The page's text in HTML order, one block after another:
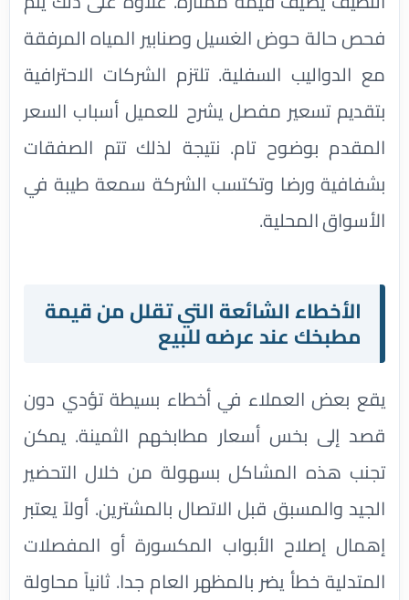
فحص حالة حوض الغسيل وصنابير المياه المرفقة
مع الدواليب السفلية. تلتزم الشركات الاحترافية
بتقديم تسعير مفصل يشرح للعميل أسباب السعر
المقدم بوضوح تام. نتيجة لذلك تتم الصفقات
بشفافية ورضا وتكتسب الشركة سمعة طيبة في
الأسواق المحلية.
الأخطاء الشائعة التي تقلل من قيمة
مطبخك عند عرضه للبيع
يقع بعض العملاء في أخطاء بسيطة تؤدي دون
قصد إلى بخس أسعار مطابخهم الثمينة. يمكن
تجنب هذه المشاكل بسهولة من خلال التحضير
الجيد والمسبق قبل الاتصال بالمشترين. أولاً يعتبر
إهمال إصلاح الأبواب المكسورة أو المفصلات
المتدلية خطأ يضر بالمظهر العام جدا. ثانياً محاولة